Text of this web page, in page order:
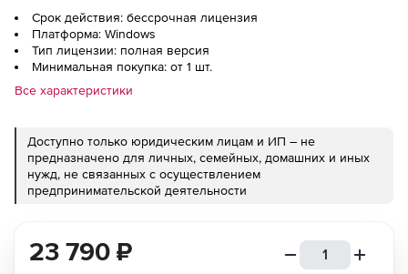
Срок действия: бессрочная лицензия
Платформа: Windows
Тип лицензии: полная версия
Минимальная покупка: от 1 шт.
Все характеристики
Доступно только юридическим лицам и ИП – не
предназначено для личных, семейных, домашних и иных
нужд, не связанных с осуществлением
предпринимательской деятельности
23 790 ₽